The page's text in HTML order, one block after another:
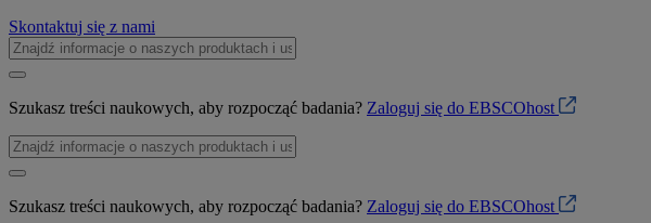
Skontaktuj się z nami
Szukasz treści naukowych, aby rozpocząć badania? Zaloguj się do EBSCOhost
Szukasz treści naukowych, aby rozpocząć badania? Zaloguj się do EBSCOhost